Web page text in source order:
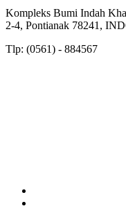
Kompleks Bumi Indah
2-4, Pontianak 78241,
Tlp: (0561) - 884567